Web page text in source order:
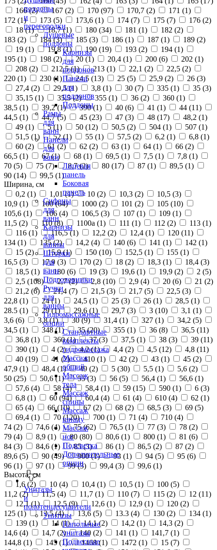
поддоны
и
перегородки
Душевые
поддоны
Карнизы
для
поддонов
Панели
для
поддонов
Поддоны
Рамы
для
ванн
Панели
для
ванн
Лицевая
панель
Боковая
панель
Сифоны
для
ванн
Карнизы
для
ванны
Шторки
для
ванн
Подголовники
Ручки
для
ванны
Гидромассажные
опции
Стандартные
комплекты
гидромассажа
Массаж
общий
Массаж
тела
Массаж
спины
Массаж
шиацу
Массаж
ног
Подсветка
Дополнительные
опции
Унитазы
и
полотенцесушители
Унитазы
Напольные
унитазы
Подвесные
166 (2) 167 (2) 170 (97) 170,7 (2) 171 (1)
172 (1) 173 (5) 173,6 (1) 174 (7) 175 (7) 176 (2)
18 (1) 18,7 (1) 180 (34) 181 (1) 182 (2)
183 (2) 184 (3) 185 (3) 186 (1) 187 (1) 189 (2)
19 (1) 19,8 (1) 190 (19) 193 (2) 194 (1)
195 (1) 198 (2) 20 (1) 20,4 (1) 200 (6) 202 (1)
208 (2) 212,5 (1) 213 (1) 22,1 (2) 22,5 (2)
220 (1) 230 (1) 24,5 (13) 25 (5) 25,9 (2) 26 (3)
27,4 (2) 29,5 (1) 3,8 (1) 30 (7) 335 (1) 35 (3)
35,15 (1) 35,5 (2) 355 (1) 36 (2) 360 (1)
38,5 (1) 39,2 (1) 390 (1) 40 (6) 41 (1) 44 (11)
44,5 (1) 44,7 (5) 45 (23) 47 (3) 48 (17) 48,2 (1)
49 (1) 5 (1) 50 (12) 50,5 (2) 504 (1) 507 (1)
51,5 (1) 52 (1) 55 (1) 57,5 (2) 6,2 (1) 6,8 (1)
60 (2) 61 (2) 62 (2) 63 (1) 64 (1) 66 (2)
66,5 (1) 67 (1) 68 (1) 69,5 (1) 7,5 (1) 7,8 (1)
70 (5) 75 (7) 8,7 (2) 80 (17) 87 (1) 89,5 (1)
90 (14) 99,5 (1)
Ширина, см
0,2 (1) 1,01 (1) 10 (2) 10,3 (2) 10,5 (3)
10,9 (1) 100 (64) 1000 (2) 101 (2) 105 (10)
105,6 (1) 106 (4) 106,5 (3) 107 (1) 109 (1)
11,5 (2) 110 (8) 1100а (1) 111 (1) 112 (2) 113 (1)
116 (1) 116,5 (1) 12,2 (2) 12,4 (1) 120 (11)
134 (1) 135 (2) 14,2 (4) 140 (6) 141 (1) 142 (1)
15 (2) 15,9 (1) 150 (10) 152,5 (1) 155 (1)
16,5 (3) 17,9 (3) 170 (2) 18 (2) 18,3 (1) 18,4 (3)
18,5 (1) 180 (6) 19 (3) 19,6 (1) 19,9 (2) 2 (5)
2,5 (108) 2,7 (2) 2,8 (10) 2,9 (4) 20 (6) 21 (2)
21,2 (6) 21,4 (7) 21,5 (3) 21,7 (5) 22,5 (3)
22,8 (1) 24 (1) 24,5 (1) 25 (3) 26 (1) 28,5 (1)
28.5 (1) 29 (1) 29,6 (1) 29,7 (3) 3 (10) 3,1 (1)
3,6 (6) 3,8 (1) 30 (9) 31,4 (1) 327 (1) 34,2 (5)
34,5 (1) 348 (1) 35 (20) 355 (1) 36 (8) 36,5 (11)
36,8 (1) 360 (1) 37 (3) 37,5 (1) 38 (3) 39 (11)
390 (1) 4 (2) 4,2 (1) 4,4 (2) 4,5 (12) 4,8 (11)
40 (19) 41 (2) 410 (1) 42 (2) 43 (1) 45 (2)
47,9 (1) 48,4 (1) 49 (2) 5 (30) 5,5 (1) 5,6 (2)
50 (25) 50,6 (1) 55 (3) 56 (5) 56,4 (1) 56,6 (1)
57,6 (4) 58 (4) 58,4 (1) 59 (15) 590 (1) 6 (3)
6,8 (1) 60 (94) 60,4 (4) 61 (4) 610 (4) 62 (1)
65 (4) 66 (10) 67 (2) 68 (2) 68,5 (3) 69 (5)
69,4 (1) 70 (120) 700 (1) 71 (4) 710 (4)
74 (2) 74,6 (4) 75 (62) 76,5 (1) 77 (3) 78 (2)
79 (4) 8,9 (1) 80 (80) 80,6 (1) 800 (1) 81 (6)
84 (3) 84,6 (1) 85 (3) 86 (1) 86,5 (2) 87 (2)
89,6 (5) 90 (49) 900 (1) 93 (1) 94 (5) 95 (6)
96 (1) 97 (1) 99 (3) 99,4 (3) 99,6 (1)
Высота, см
1,6 (2) 10 (4) 10,4 (1) 10,5 (1) 100 (5)
11,2 (2) 11,5 (4) 11,7 (1) 110 (7) 115 (2) 12 (11)
12,1 (1) 12,5 (9) 12,6 (1) 12,9 (1) 120 (2)
125 (1) 13,5 (4) 13,6 (5) 13.3 (4) 130 (2) 134 (1)
139 (1) 14 (1) 14,1 (2) 14,2 (1) 14,3 (2)
14,6 (4) 14,7 (2) 140 (2) 141 (1) 141,7 (1)
144,8 (1) 145 (1) 1468 (1) 1472 (1) 15 (7)